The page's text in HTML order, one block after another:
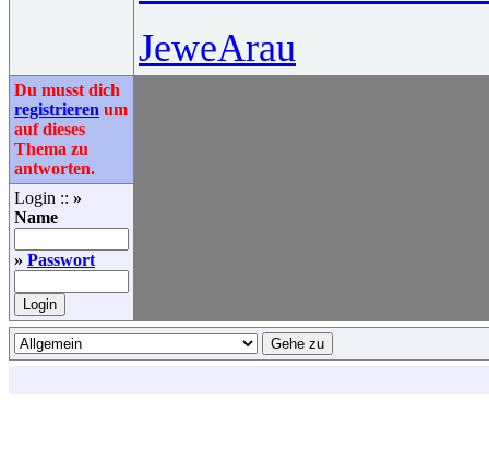
JeweArau
Du musst dich
registrieren um
auf dieses
Thema zu
antworten.
Login :: »
Name
» Passwort